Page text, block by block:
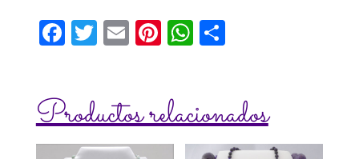
Fa
ok
T
er
E
l
Pi
es
t
W
sA
pp
Co
rti
r
Productos relacionados